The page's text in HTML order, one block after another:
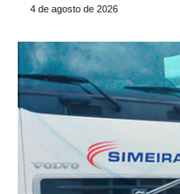
4 de agosto de 2026